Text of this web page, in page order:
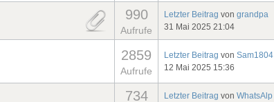
990
Aufrufe
Letzter Beitrag vongrandpa
31 Mai 2025 21:04
2859
Aufrufe
Letzter Beitrag vonSam1804
12 Mai 2025 15:36
734 Letzter Beitrag vonWhatsAlp